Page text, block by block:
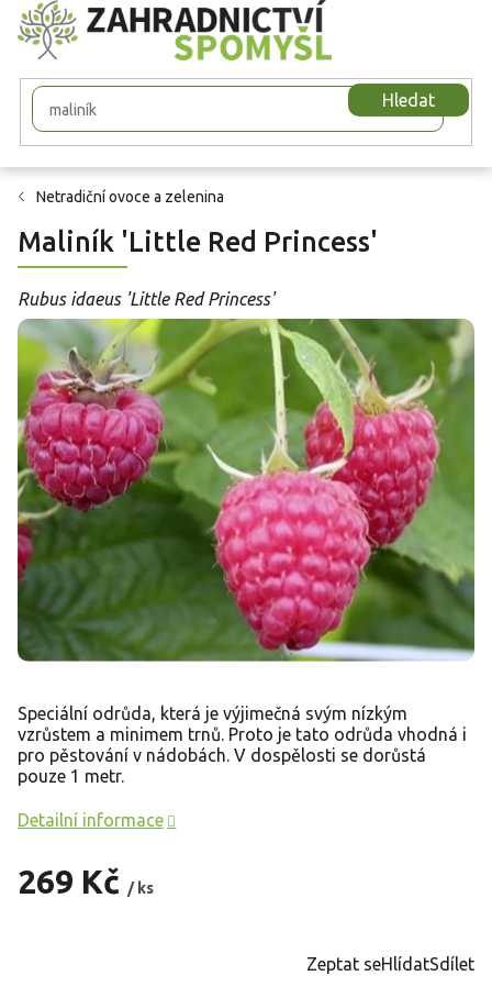
Přejít
na
obsah
Hledat
Netradiční ovoce a zelenina
Maliník 'Little Red Princess'
Rubus idaeus 'Little Red Princess'
269 Kč / ks
Speciální odrůda, která je výjimečná svým nízkým
vzrůstem a minimem trnů. Proto je tato odrůda vhodná i
pro pěstování v nádobách. V dospělosti se dorůstá
pouze 1 metr.
Detailní informace
Zeptat seHlídatSdílet